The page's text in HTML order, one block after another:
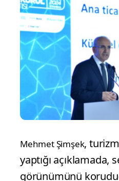
Mehmet Şimşek,
yaptığı açıklamada,
görünümünü